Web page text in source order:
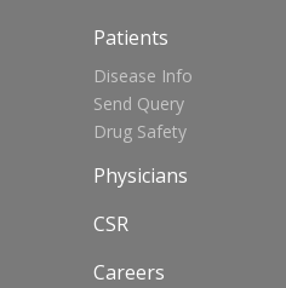
Patients
Disease Info
Send Query
Drug Safety
Physicians
CSR
Careers